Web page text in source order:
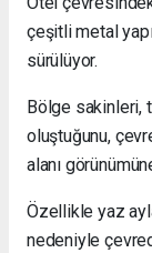
çeşitli metal
sürülüyor.
Bölge sakinleri,
oluştuğunu,
alanı
Özellikle yaz
nedeniyle